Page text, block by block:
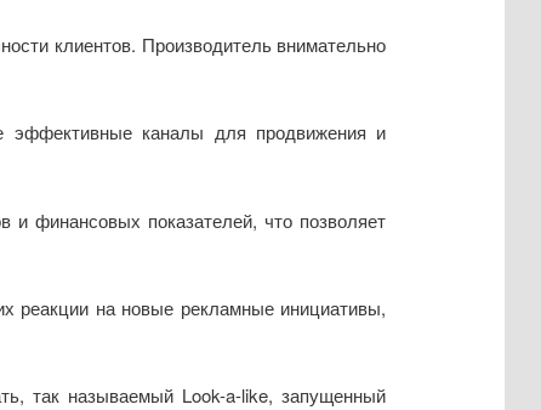
клиентов. Производитель внимательно
эффективные каналы для продвижения и
финансовых показателей, что позволяет
реакции на новые рекламные инициативы,
так называемый Look-a-like, запущенный